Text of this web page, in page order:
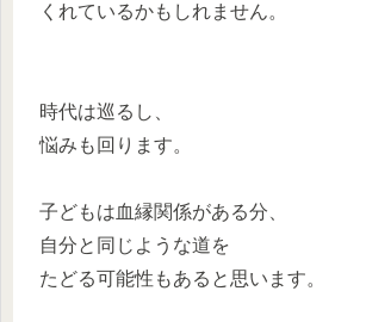
くれているかもしれません。
時代は巡るし、
悩みも回ります。
子どもは血縁関係がある分、
自分と同じような道を
たどる可能性もあると思います。